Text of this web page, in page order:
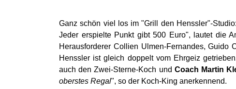
Ganz schön viel los im "Grill den Henssler"-
Jeder erspielte Punkt gibt 500 Euro", lautet die
Herausforderer Collien Ulmen-Fernandes, Guido
Henssler ist gleich doppelt vom Ehrgeiz
auch den Zwei-Sterne-Koch und Coach Martin
oberstes Regal", so der Koch-King anerkennend.